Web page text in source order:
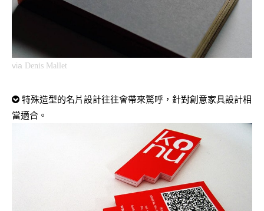
via Denis Mallet
特殊造型的名片設計往往會帶來驚呼，針對創意家具設計相
當適合。